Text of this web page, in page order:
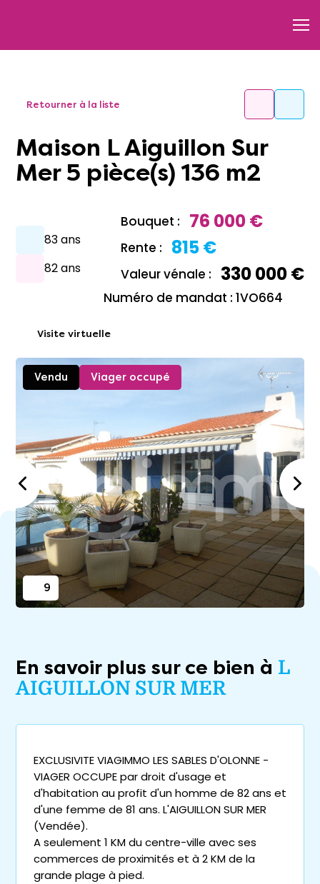
Retourner à la liste
Maison L Aiguillon Sur
Mer 5 pièce(s) 136 m2
83 ans
82 ans
Bouquet : 76 000 €
Rente : 815 €
Valeur vénale : 330 000 €
Numéro de mandat : 1VO664
Visite virtuelle
Vendu Viager occupé
9
En savoir plus sur ce bien à L
AIGUILLON SUR MER
EXCLUSIVITE VIAGIMMO LES SABLES D'OLONNE -
VIAGER OCCUPE par droit d'usage et
d'habitation au profit d'un homme de 82 ans et
d'une femme de 81 ans. L'AIGUILLON SUR MER
(Vendée).
A seulement 1 KM du centre-ville avec ses
commerces de proximités et à 2 KM de la
grande plage à pied.